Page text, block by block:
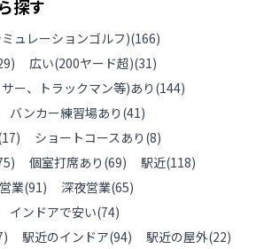
探す
ュレーションゴルフ)(166)
) 広い(200ヤード超)(31)
ー、トラックマン等)あり (144)
バンカー練習場あり (41)
17) ショートコースあり (8)
) 個室打席あり (69) 駅近(118)
業(91) 深夜営業(65)
インドアで安い(74)
) 駅近のインドア(94) 駅近の屋外(22)